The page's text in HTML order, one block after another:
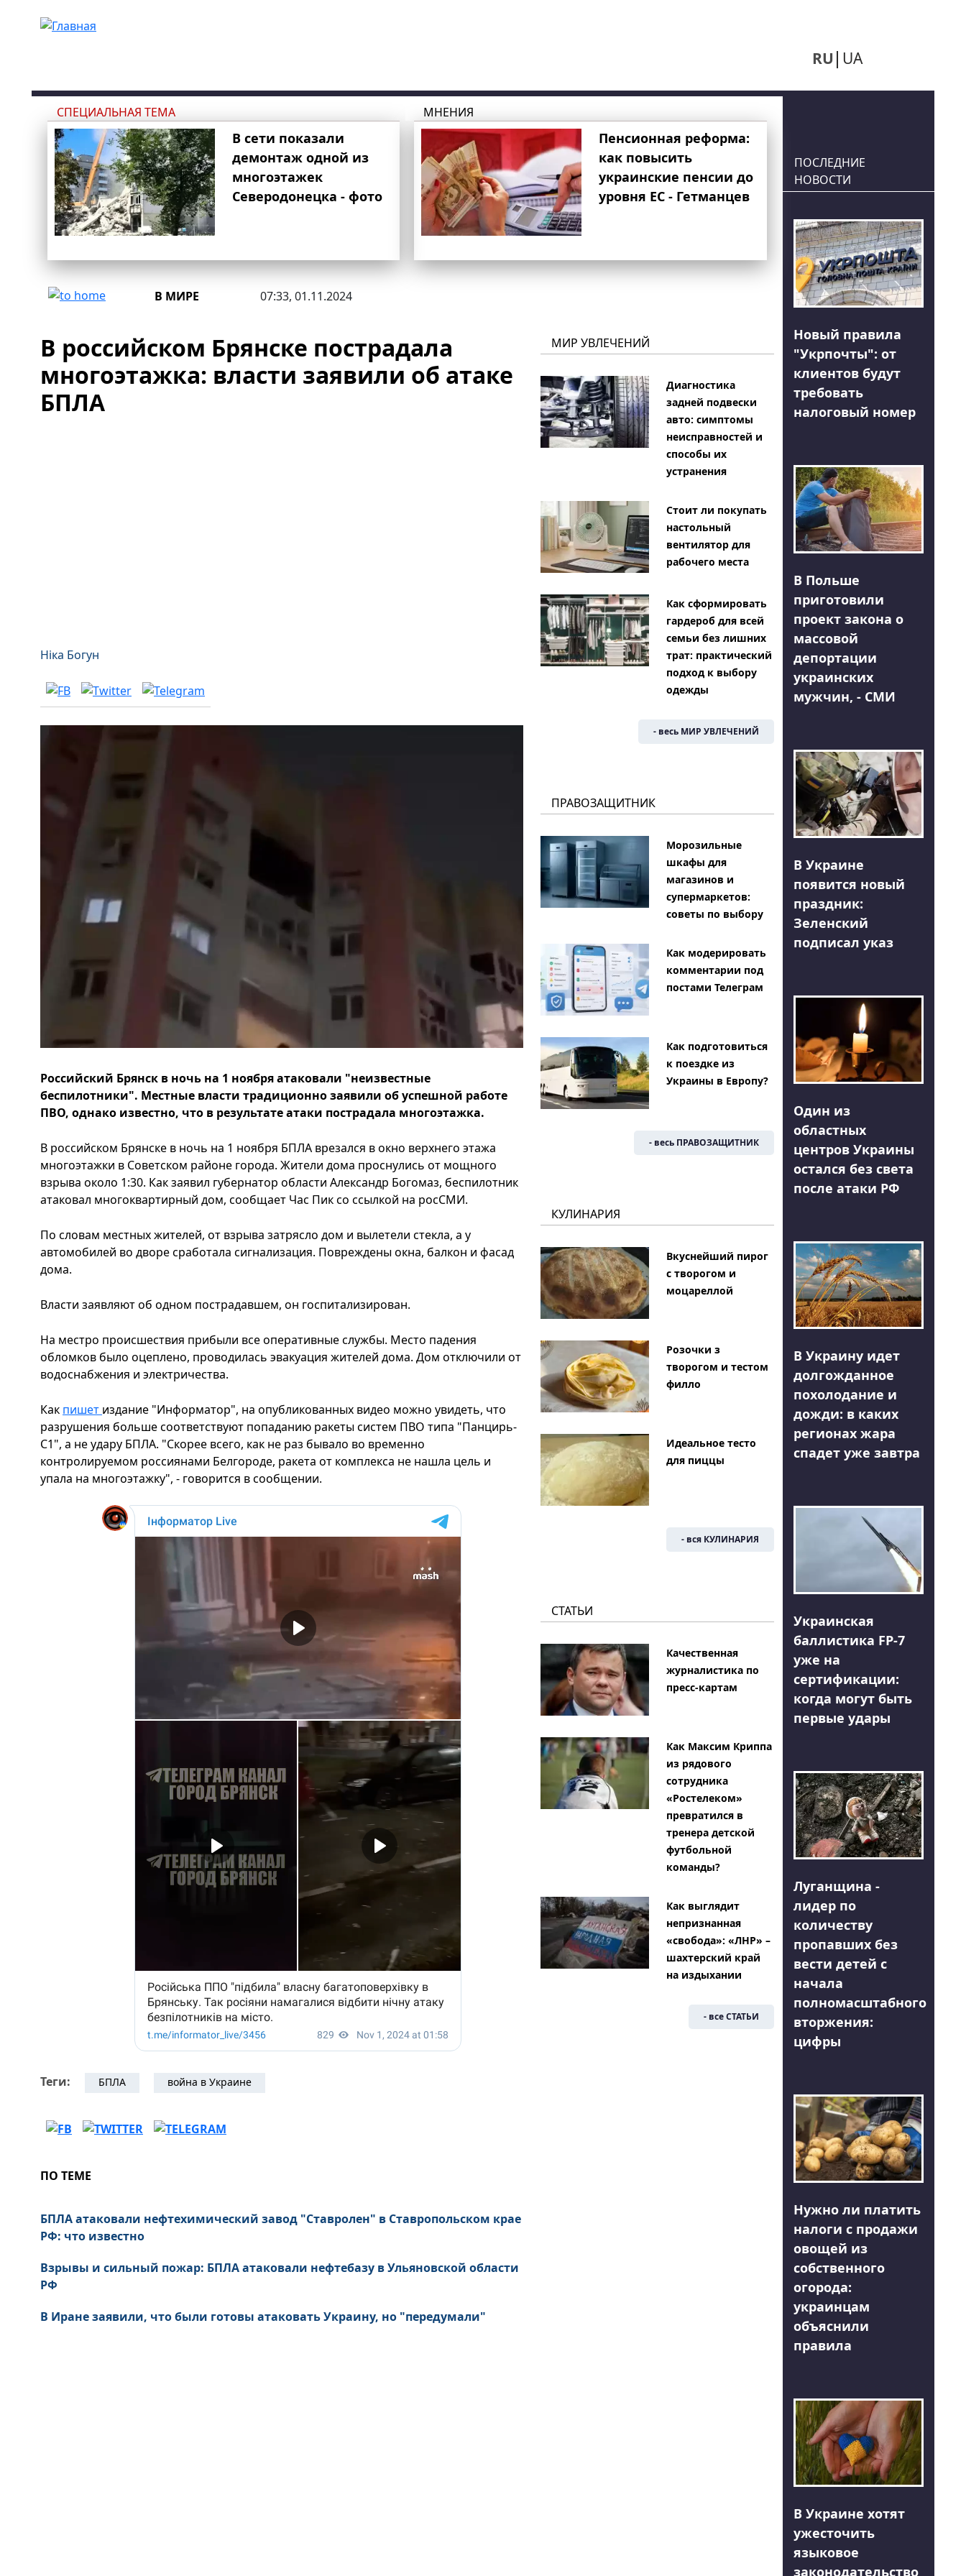
RU UA
СПЕЦИАЛЬНАЯ ТЕМА
В сети показали
демонтаж одной из
многоэтажек
Северодонецка - фото
МНЕНИЯ
Пенсионная реформа:
как повысить
украинские пенсии до
уровня ЕС - Гетманцев
В МИРЕ 07:33, 01.11.2024
В российском Брянске пострадала
многоэтажка: власти заявили об атаке
БПЛА
Ніка Богун
Российский Брянск в ночь на 1 ноября атаковали "неизвестные
беспилотники". Местные власти традиционно заявили об успешной работе
ПВО, однако известно, что в результате атаки пострадала многоэтажка.
В российском Брянске в ночь на 1 ноября БПЛА врезался в окно верхнего этажа
многоэтажки в Советском районе города. Жители дома проснулись от мощного
взрыва около 1:30. Как заявил губернатор области Александр Богомаз, беспилотник
атаковал многоквартирный дом, сообщает Час Пик со ссылкой на росСМИ.
По словам местных жителей, от взрыва затрясло дом и вылетели стекла, а у
автомобилей во дворе сработала сигнализация. Повреждены окна, балкон и фасад
дома.
Власти заявляют об одном пострадавшем, он госпитализирован.
На местро происшествия прибыли все оперативные службы. Место падения
обломков было оцеплено, проводилась эвакуация жителей дома. Дом отключили от
водоснабжения и электричества.
Как пишет издание "Информатор", на опубликованных видео можно увидеть, что
разрушения больше соответствуют попаданию ракеты систем ПВО типа "Панцирь-
С1", а не удару БПЛА. "Скорее всего, как не раз бывало во временно
контролируемом россиянами Белгороде, ракета от комплекса не нашла цель и
упала на многоэтажку", - говорится в сообщении.
Теги: БПЛА война в Украине
ПО ТЕМЕ
БПЛА атаковали нефтехимический завод "Ставролен" в Ставропольском крае
РФ: что известно
Взрывы и сильный пожар: БПЛА атаковали нефтебазу в Ульяновской области
РФ
В Иране заявили, что были готовы атаковать Украину, но "передумали"
МИР УВЛЕЧЕНИЙ
Диагностика
задней подвески
авто: симптомы
неисправностей и
способы их
устранения
Стоит ли покупать
настольный
вентилятор для
рабочего места
Как сформировать
гардероб для всей
семьи без лишних
трат: практический
подход к выбору
одежды
- весь МИР УВЛЕЧЕНИЙ
ПРАВОЗАЩИТНИК
Морозильные
шкафы для
магазинов и
супермаркетов:
советы по выбору
Как модерировать
комментарии под
постами Телеграм
Как подготовиться
к поездке из
Украины в Европу?
- весь ПРАВОЗАЩИТНИК
КУЛИНАРИЯ
Вкуснейший пирог
с творогом и
моцареллой
Розочки з
творогом и тестом
филло
Идеальное тесто
для пиццы
- вся КУЛИНАРИЯ
СТАТЬИ
Качественная
журналистика по
пресс-картам
Как Максим Криппа
из рядового
сотрудника
«Ростелеком»
превратился в
тренера детской
футбольной
команды?
Как выглядит
непризнанная
«свобода»: «ЛНР» –
шахтерский край
на издыхании
- все СТАТЬИ
ПОСЛЕДНИЕ
НОВОСТИ
Новый правила
"Укрпочты": от
клиентов будут
требовать
налоговый номер
В Польше
приготовили
проект закона о
массовой
депортации
украинских
мужчин, - СМИ
В Украине
появится новый
праздник:
Зеленский
подписал указ
Один из
областных
центров Украины
остался без света
после атаки РФ
В Украину идет
долгожданное
похолодание и
дожди: в каких
регионах жара
спадет уже завтра
Украинская
баллистика FP-7
уже на
сертификации:
когда могут быть
первые удары
Луганщина -
лидер по
количеству
пропавших без
вести детей с
начала
полномасштабного
вторжения:
цифры
Нужно ли платить
налоги с продажи
овощей из
собственного
огорода:
украинцам
объяснили
правила
В Украине хотят
ужесточить
языковое
законодательство